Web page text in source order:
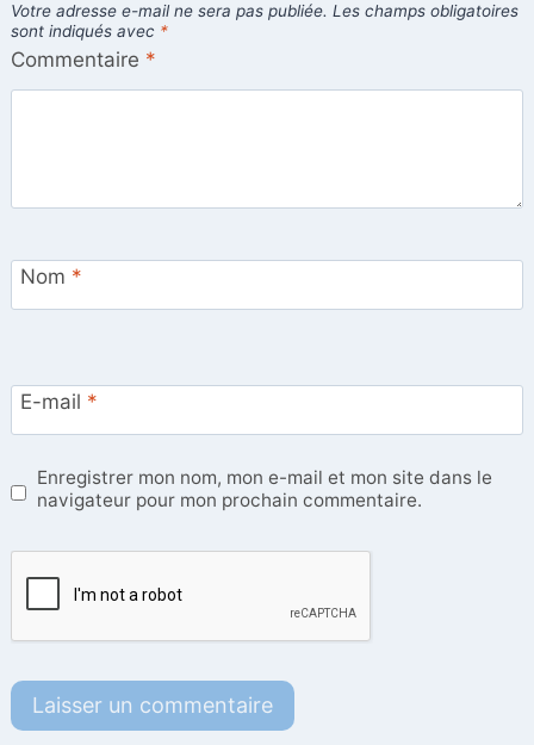
Votre adresse e-mail ne sera pas publiée. Les champs obligatoires
sont indiqués avec *
Commentaire *
Nom *
E-mail *
Enregistrer mon nom, mon e-mail et mon site dans le
navigateur pour mon prochain commentaire.